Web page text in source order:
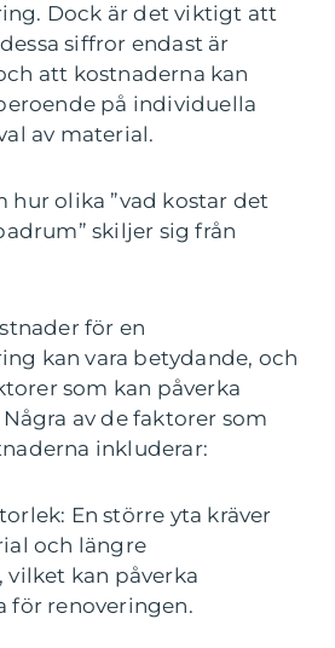
Dock är det viktigt att
siffror endast är
att kostnaderna kan
på individuella
av material.
hur olika ”vad kostar det
skiljer sig från
för en
kan vara betydande, och
som kan påverka
av de faktorer som
inkluderar:
En större yta kräver
och längre
vilket kan påverka
för renoveringen.